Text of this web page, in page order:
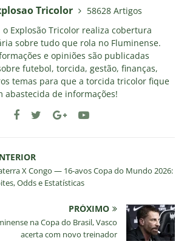
Tricolor
58628 Artigos
o Explosão Tricolor realiza cobertura
sobre tudo que rola no Fluminense.
e opiniões são publicadas
futebol, torcida, gestão, finanças,
temas para que a torcida tricolor fique
abastecida de informações!
X Congo — 16-avos Copa do Mundo 2026:
Odds e Estatísticas
PRÓXIMO
na Copa do Brasil, Vasco
acerta com novo treinador